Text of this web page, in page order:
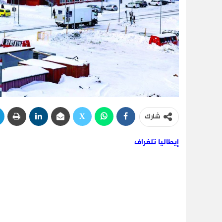
شارك
إيطاليا تلغراف